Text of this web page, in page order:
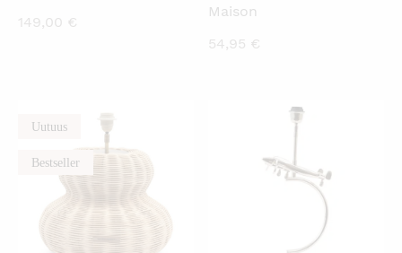
149,00 €
Maison
54,95 €
Uutuus
Bestseller
KATSO PIKANÄKYMÄ